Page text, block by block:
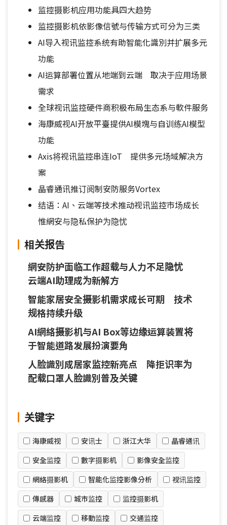
监控摄影机应用功能具四大趋势
监控摄影机依影像信號与传输方式可分为三类
AI导入视讯监控系统有助智能化識別并扩展多元
功能
AI运算部署位置从地端到云端 取决于应用场景
需求
全球视讯监控硬件商积极布局生态系与軟件服务
海康威视AI开放平臺提供AI模塊与自训练AI模型
功能
Axis将视讯监控串连IoT 提供多元场域解决方
案
晶睿通讯推订阅制安防服务Vortex
结语：AI、云端等技术推动视讯监控市场成长
惟網安与隐私保护为隐忧
相关报告
網安防护面临工作超载与人力不足隐忧
云端AI助理成为新解方
智能家居安全摄影机需求成长可期 技术
规格持续升级
AI網絡摄影机与AI Box等边缘运算装置将
于智能道路发展扮演要角
人脸識別成居家监控新亮点 降拒识率为
配载口罩人脸識別普及关键
关键字
海康威视 安讯士 浙江大华
晶睿通讯
安全监控
數字摄影机
影像安全监控
網絡摄影机
智能化监控影像分析
视讯监控
傳感器
城市监控
监控摄影机
云端监控
移動监控 交通监控